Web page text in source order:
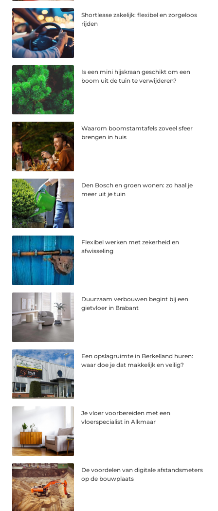
Shortlease zakelijk: flexibel en zorgeloos
rijden
Is een mini hijskraan geschikt om een
boom uit de tuin te verwijderen?
Waarom boomstamtafels zoveel sfeer
brengen in huis
Den Bosch en groen wonen: zo haal je
meer uit je tuin
Flexibel werken met zekerheid en
afwisseling
Duurzaam verbouwen begint bij een
gietvloer in Brabant
Een opslagruimte in Berkelland huren:
waar doe je dat makkelijk en veilig?
Je vloer voorbereiden met een
vloerspecialist in Alkmaar
De voordelen van digitale afstandsmeters
op de bouwplaats